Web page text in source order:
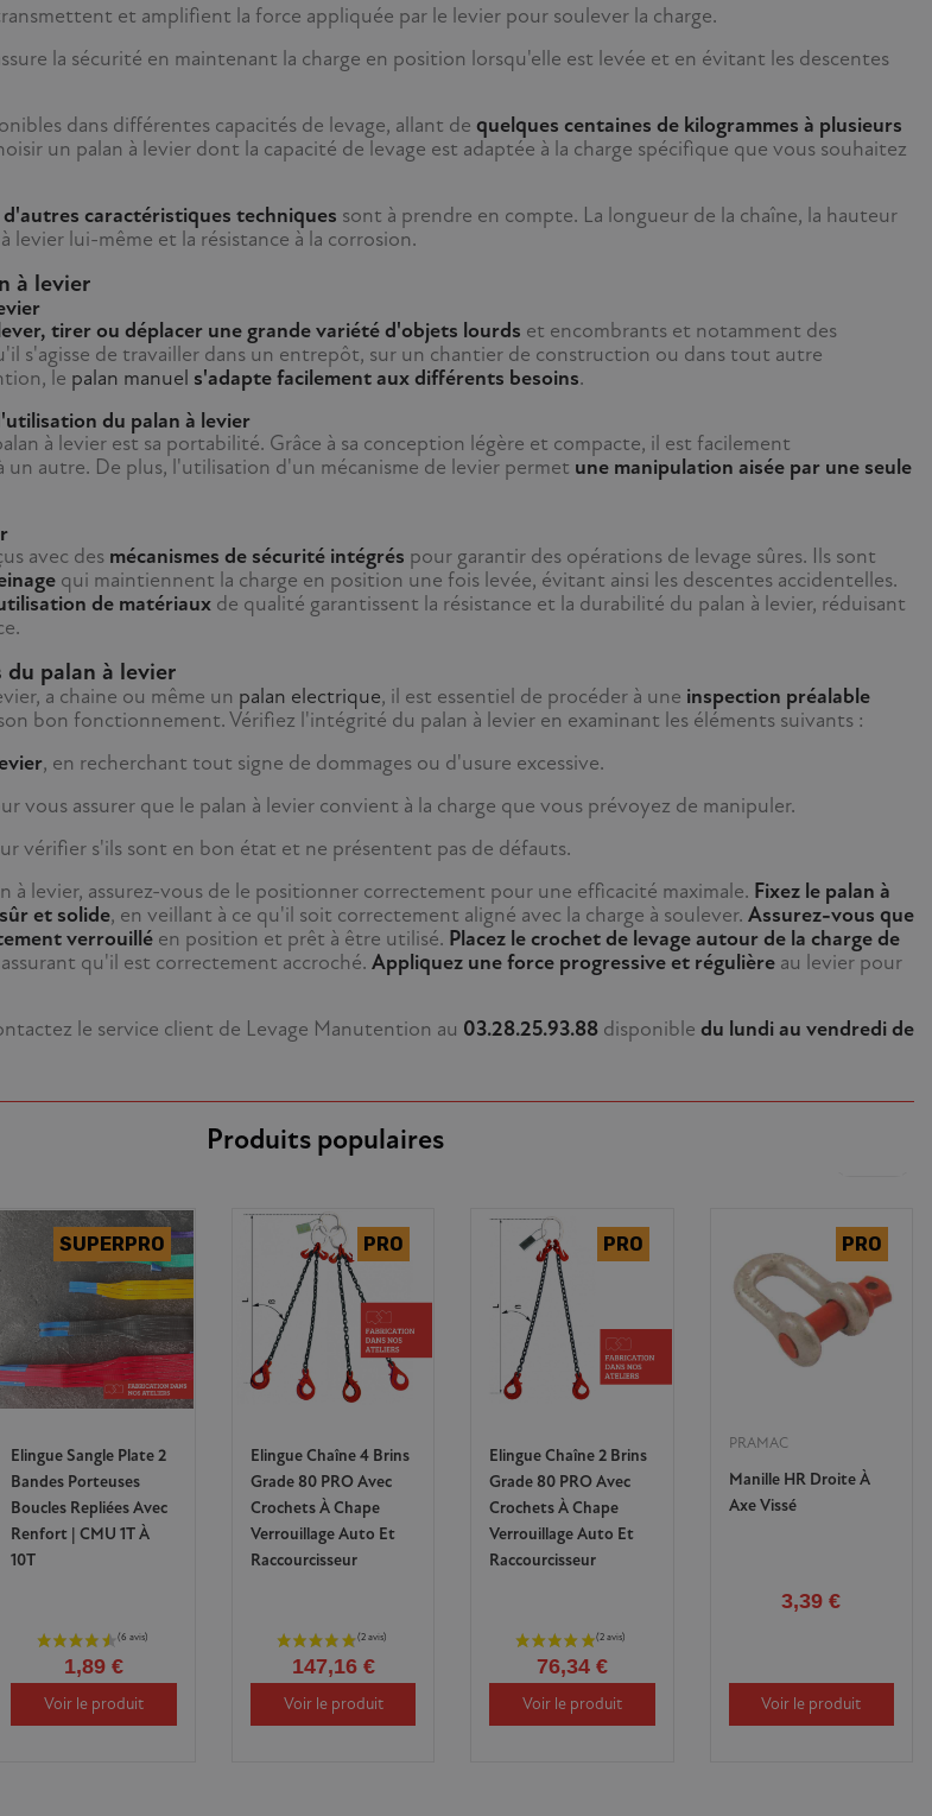
et amplifient la force appliquée par le levier pour soulever la charge.
la sécurité en maintenant la charge en position lorsqu'elle est levée et en évitant les descentes
dans différentes capacités de levage, allant de quelques centaines de kilogrammes à plusieurs
un palan à levier dont la capacité de levage est adaptée à la charge spécifique que vous souhaitez
d'autres caractéristiques techniques sont à prendre en compte. La longueur de la chaîne, la hauteur
levier lui-même et la résistance à la corrosion.
à levier
tirer ou déplacer une grande variété d'objets lourds et encombrants et notamment des
s'agisse de travailler dans un entrepôt, sur un chantier de construction ou dans tout autre
le palan manuel s'adapte facilement aux différents besoins.
du palan à levier
à levier est sa portabilité. Grâce à sa conception légère et compacte, il est facilement
autre. De plus, l'utilisation d'un mécanisme de levier permet une manipulation aisée par une seule
avec des mécanismes de sécurité intégrés pour garantir des opérations de levage sûres. Ils sont
qui maintiennent la charge en position une fois levée, évitant ainsi les descentes accidentelles.
de matériaux de qualité garantissent la résistance et la durabilité du palan à levier, réduisant
du palan à levier
a chaine ou même un palan electrique, il est essentiel de procéder à une inspection préalable
bon fonctionnement. Vérifiez l'intégrité du palan à levier en examinant les éléments suivants :
, en recherchant tout signe de dommages ou d'usure excessive.
vous assurer que le palan à levier convient à la charge que vous prévoyez de manipuler.
vérifier s'ils sont en bon état et ne présentent pas de défauts.
à levier, assurez-vous de le positionner correctement pour une efficacité maximale. Fixez le palan à
et solide, en veillant à ce qu'il soit correctement aligné avec la charge à soulever. Assurez-vous que
verrouillé en position et prêt à être utilisé. Placez le crochet de levage autour de la charge de
qu'il est correctement accroché. Appliquez une force progressive et régulière au levier pour
le service client de Levage Manutention au 03.28.25.93.88 disponible du lundi au vendredi de
Produits populaires
Elingue Sangle Plate 2
Bandes Porteuses
Boucles Repliées Avec
Renfort | CMU 1T À
10T
1,89 €
Voir le produit
Elingue Chaîne 4 Brins
Grade 80 PRO Avec
Crochets À Chape
Verrouillage Auto Et
Raccourcisseur
147,16 €
Voir le produit
Elingue Chaîne 2 Brins
Grade 80 PRO Avec
Crochets À Chape
Verrouillage Auto Et
Raccourcisseur
76,34 €
Voir le produit
PRAMAC
Manille HR Droite À
Axe Vissé
3,39 €
Voir le produit